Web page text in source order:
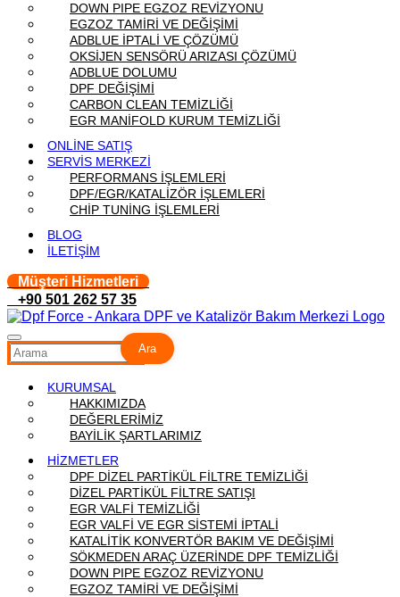
DOWN PIPE EGZOZ REVİZYONU
EGZOZ TAMİRİ VE DEĞİŞİMİ
ADBLUE İPTALİ VE ÇÖZÜMÜ
OKSİJEN SENSÖRÜ ARIZASI ÇÖZÜMÜ
ADBLUE DOLUMU
DPF DEĞİŞİMİ
CARBON CLEAN TEMİZLİĞİ
EGR MANİFOLD KURUM TEMİZLİĞİ
ONLİNE SATIŞ
SERVİS MERKEZİ
PERFORMANS İŞLEMLERİ
DPF/EGR/KATALİZÖR İŞLEMLERİ
CHİP TUNİNG İŞLEMLERİ
BLOG
İLETİŞİM
Müşteri Hizmetleri
+90 501 262 57 35
Ara
KURUMSAL
HAKKIMIZDA
DEĞERLERİMİZ
BAYİLİK ŞARTLARIMIZ
HİZMETLER
DPF DİZEL PARTİKÜL FİLTRE TEMİZLİĞİ
DİZEL PARTİKÜL FİLTRE SATIŞI
EGR VALFİ TEMİZLİĞİ
EGR VALFİ VE EGR SİSTEMİ İPTALİ
KATALİTİK KONVERTÖR BAKIM VE DEĞİŞİMİ
SÖKMEDEN ARAÇ ÜZERİNDE DPF TEMİZLİĞİ
DOWN PIPE EGZOZ REVİZYONU
EGZOZ TAMİRİ VE DEĞİŞİMİ